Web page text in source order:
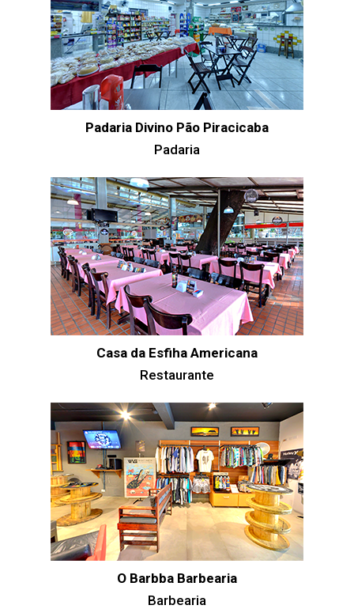
Padaria Divino Pão Piracicaba
Padaria
Casa da Esfiha Americana
Restaurante
O Barbba Barbearia
Barbearia